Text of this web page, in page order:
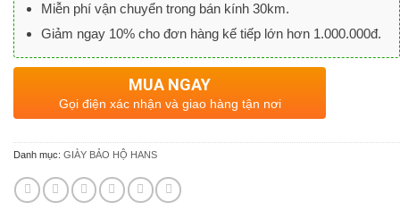
Miễn phí vận chuyển trong bán kính 30km.
Giảm ngay 10% cho đơn hàng kế tiếp lớn hơn 1.000.000đ.
MUA NGAY
Gọi điện xác nhận và giao hàng tận nơi
Danh mục: GIÀY BẢO HỘ HANS